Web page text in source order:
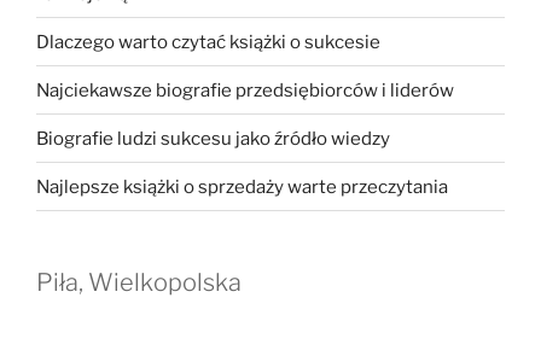
Dlaczego warto czytać książki o sukcesie
Najciekawsze biografie przedsiębiorców i liderów
Biografie ludzi sukcesu jako źródło wiedzy
Najlepsze książki o sprzedaży warte przeczytania
Piła, Wielkopolska